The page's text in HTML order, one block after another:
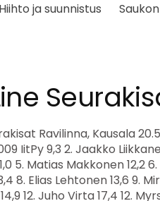
Hiihto ja suunnistus
Makkonen 12,2 3. Elias Lehtonen 13,6 4. Lemmi Leivo 14,9 5. Juho Virta 17,4 Erä 2 Tuuli: NWND 1. Jaakko Liikkanen 9,8 2. Eeli Sauvala 14,9 3. Myrsky Martikainen 17,4 Timi Riikonen DNS Matias Martikainen DNS Erä 3 Tuuli: NWND 1. Luukas Huppunen 2009 IitPy 9,3 2. Pyry Ingers 2009 IitPy 10,0 3. Eino Komulainen 12,5 4. Peetu Laakkonen 13,4 5. Miro Ronimus 14,4 Arttu Järvinen DNF P5 Pallonheitto 1. Jaakko Liikkanen 10,55 10,55 2. Pyry Ingers 2009 IitPy 9,25 9,25 3. Luukas Huppunen 2009 IitPy 8,15 8,15 4. Lemmi Leivo 6,52 6,52 5. Myrsky Martikainen 6,46 6,46 6. Matias Makkonen 6,42 6,42 7. Arttu Järvinen 5,85 5,85 8. Miro Ronimus 4,45 4,45 9. Juho Virta 4,38 4,38 10. Eelis Purtilo 4,10 4,10 11. Elias Lehtonen 3,89 3,89 12. Eino Komulainen 3,14 3,14 13. Peetu Laakkonen 3,10 3,10 14. Eeli Sauvala 2,79 2,79 Timi Riikonen DNS Matias Martikainen DNS P7 40 m aj 1. Viljami Salo 8,4 2. Joona Puukka 9,1 2. Rafael Pekkola 9,1 4. Asser Kajasto 9,2 5. Aksu Montonen 9,5 6. Taavi Rytkölä 9,6 7.